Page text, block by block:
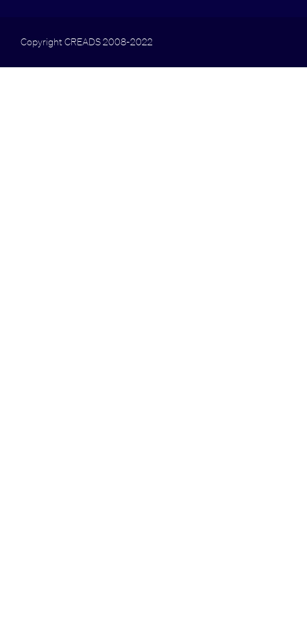
Copyright CREADS 2008-2022